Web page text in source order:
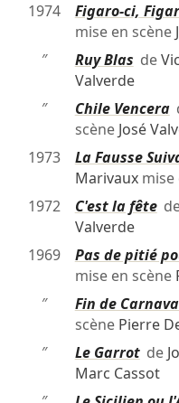
1974
Figaro-ci,
mise en scène
″
Ruy Blas de
Valverde
″
Chile Vencera
scène José
1973
La Fausse
Marivauxmise
1972
C'est la fête
Valverde
1969
Pas de pitié
mise en scène
″
Fin de
scène Pierre
″
Le Garrotde
Marc Cassot